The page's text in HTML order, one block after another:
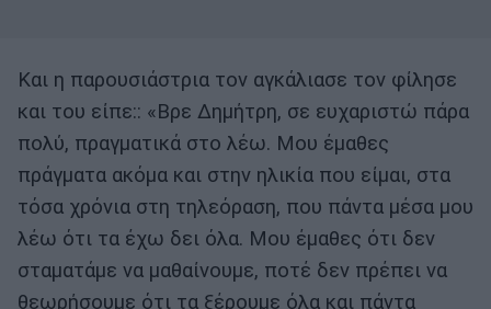
Και η παρουσιάστρια τον αγκάλιασε τον φίλησε
και του είπε:: «Βρε Δημήτρη, σε ευχαριστώ πάρα
πολύ, πραγματικά στο λέω. Μου έμαθες
πράγματα ακόμα και στην ηλικία που είμαι, στα
τόσα χρόνια στη τηλεόραση, που πάντα μέσα μου
λέω ότι τα έχω δει όλα. Μου έμαθες ότι δεν
σταματάμε να μαθαίνουμε, ποτέ δεν πρέπει να
θεωρήσουμε ότι τα ξέρουμε όλα και πάντα